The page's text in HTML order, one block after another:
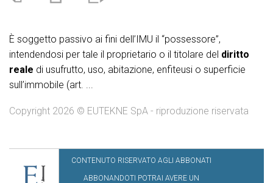
È soggetto passivo ai fini dell’IMU il “possessore”,
intendendosi per tale il proprietario o il titolare del diritto
reale di usufrutto, uso, abitazione, enfiteusi o superficie
sull’immobile (art. ...
Copyright 2026 © EUTEKNE SpA - riproduzione riservata
CONTENUTO RISERVATO AGLI ABBONATI
ABBONANDOTI POTRAI AVERE UN